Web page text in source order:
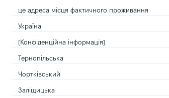
це адреса місця фактичного проживання
Україна
[Конфіденційна інформація]
Тернопільська
Чортківський
Заліщицька